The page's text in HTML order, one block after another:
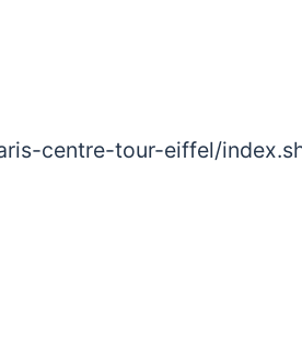
centre-tour-eiffel/